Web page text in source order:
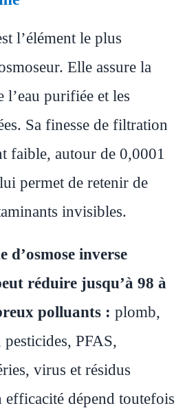
l’élément le plus
Elle assure la
l’eau purifiée et les
Sa finesse de filtration
faible, autour de 0,0001
permet de retenir de
invisibles.
d’osmose inverse
réduire jusqu’à 98 à
polluants : plomb,
PFAS,
virus et résidus
efficacité dépend toutefois